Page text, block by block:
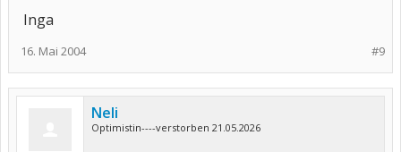
Inga
#9
16. Mai 2004
Neli
Optimistin----verstorben 21.05.2026